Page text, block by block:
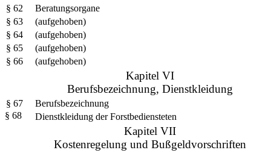
§ 62
Beratungsorgane
§ 63
(aufgehoben)
§ 64
(aufgehoben)
§ 65
(aufgehoben)
§ 66
(aufgehoben)
Kapitel VI
Berufsbezeichnung, Dienstkleidung
§ 67
Berufsbezeichnung
§ 68
Dienstkleidung der Forstbediensteten
Kapitel VII
Kostenregelung und Bußgeldvorschriften